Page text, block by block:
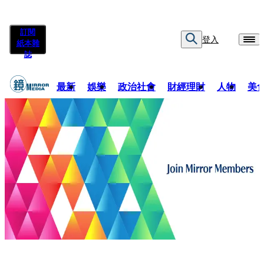
訂閱
紙本雜
誌
登入
最新 娛樂 政治社會 財經理財 人物 美